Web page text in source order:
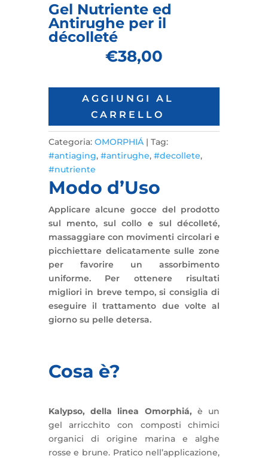
Gel Nutriente ed
Antirughe per il
décolleté
€38,00
AGGIUNGI AL
CARRELLO
Categoria: OMORPHIÁ
Tag:
#antiaging, #antirughe, #decollete,
#nutriente
Modo d’Uso
Applicare alcune gocce del prodotto
sul mento, sul collo e sul décolleté,
massaggiare con movimenti circolari e
picchiettare delicatamente sulle zone
per favorire un assorbimento
uniforme. Per ottenere risultati
migliori in breve tempo, si consiglia di
eseguire il trattamento due volte al
giorno su pelle detersa.
Cosa è?
Kalypso, della linea Omorphiá,è un
gel arricchito con composti chimici
organici di origine marina e alghe
rosse e brune. Pratico nell’applicazione,